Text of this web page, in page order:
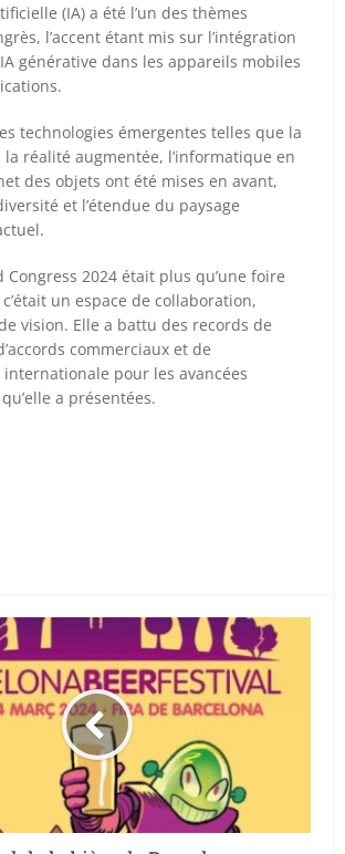
(IA) a été l’un des thèmes
l’accent étant mis sur l’intégration
générative dans les appareils mobiles
technologies émergentes telles que la
réalité augmentée, l’informatique en
des objets ont été mises en avant,
et l’étendue du paysage
Congress 2024 était plus qu’une foire
un espace de collaboration,
vision. Elle a battu des records de
commerciaux et de
internationale pour les avancées
a présentées.